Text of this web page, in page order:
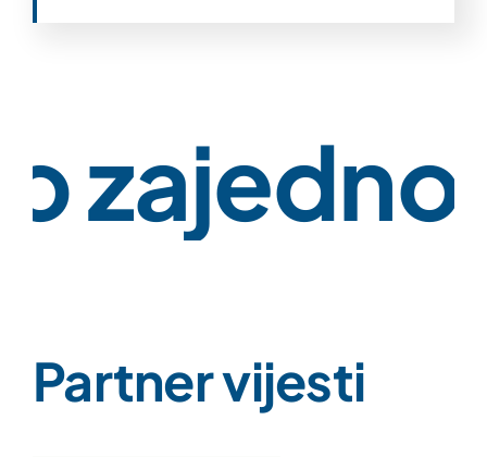
zajedno!
Partner vijesti